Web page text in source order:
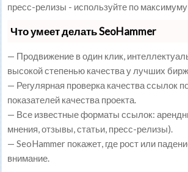
пресс-релизы - используйте по
Что умеет делать SeoHammer
— Продвижение в один клик,
высокой степенью качества у лучших
— Регулярная проверка качества ссылок
показателей качества проекта.
— Все известные форматы ссылок:
мнения, отзывы, статьи, пресс-релизы).
— SeoHammer покажет, где рост или
внимание.